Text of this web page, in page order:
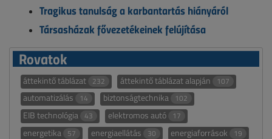
Tragikus tanulság a karbantartás hiányáról
Társasházak fővezetékeinek felújítása
Rovatok
áttekintő táblázat 232 áttekintő táblázat alapján 107
automatizálás 14 biztonságtechnika 102
EIB technológia 43 elektromos autó 17
energetika 57 energiaellátás 30 energiaforrások 19